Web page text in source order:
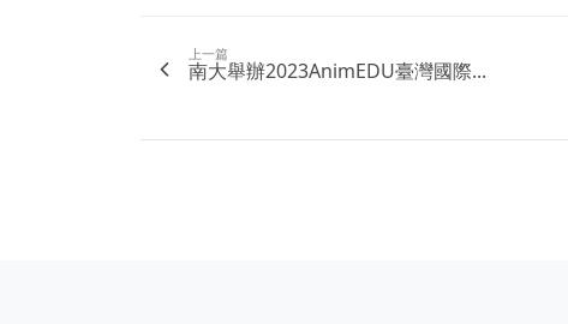
上一篇
南大舉辦2023AnimEDU臺灣國際...